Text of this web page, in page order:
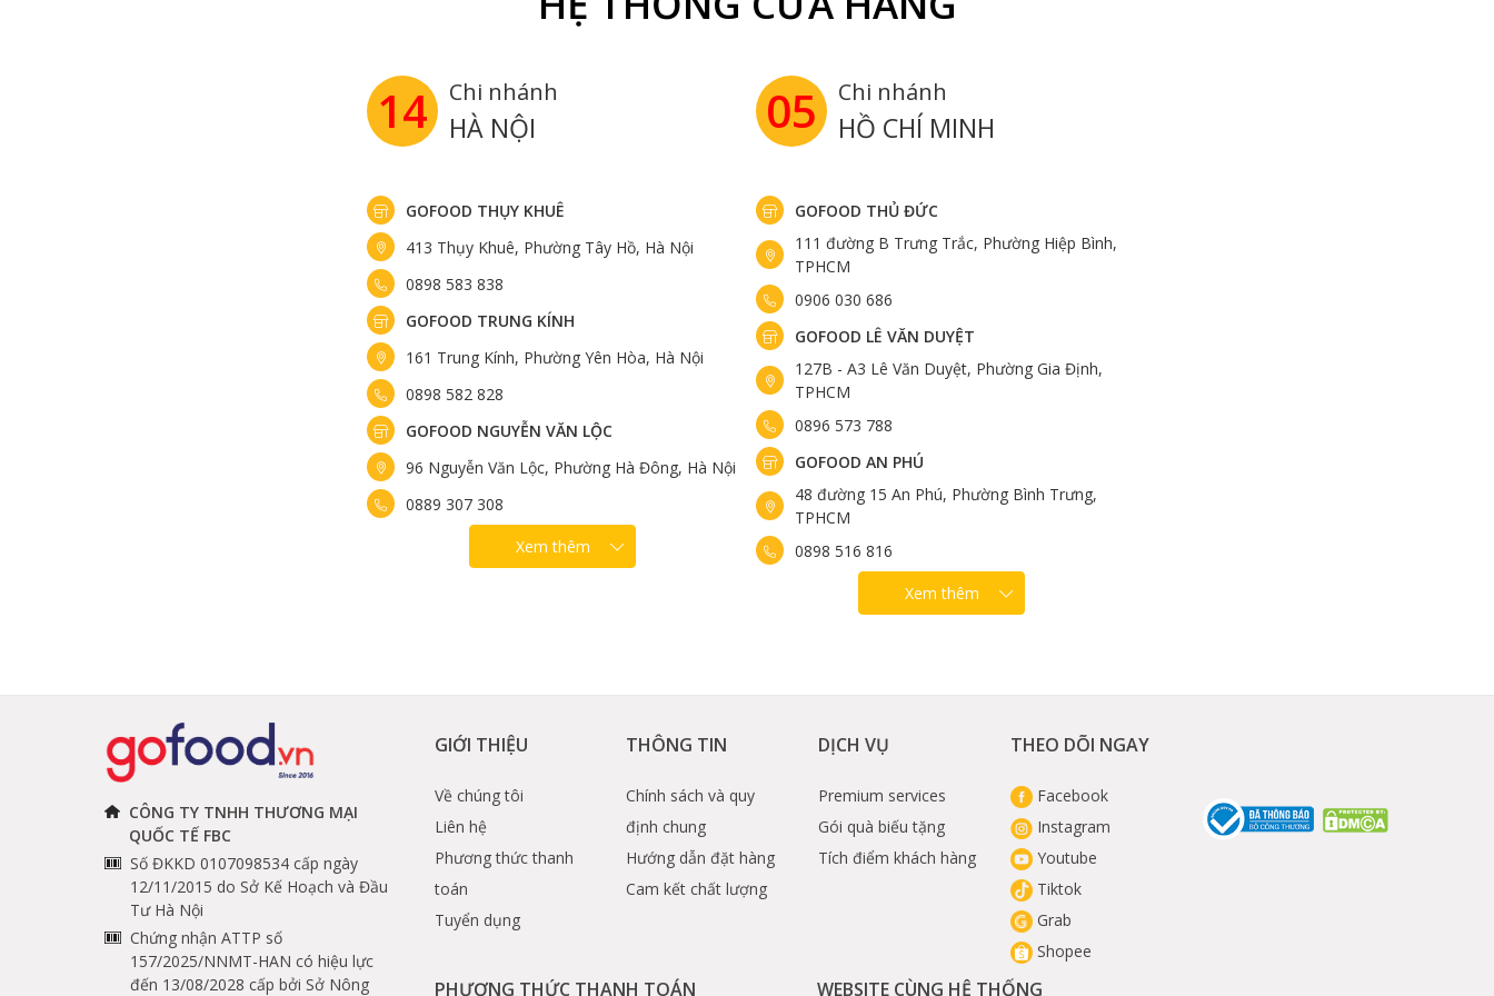
Chảo gang giữ nhiệt lâu và tỏa nhiệt đều giúp món bánh chín đều vàng ruộm
14 Chi nhánh
HÀ NỘI
GOFOOD THỤY KHUÊ
413 Thụy Khuê, Phường Tây Hồ, Hà Nội
0898 583 838
GOFOOD TRUNG KÍNH
161 Trung Kính, Phường Yên Hòa, Hà Nội
0898 582 828
GOFOOD NGUYỄN VĂN LỘC
96 Nguyễn Văn Lộc, Phường Hà Đông, Hà Nội
0889 307 308
Xem thêm
05 Chi nhánh
HỒ CHÍ MINH
GOFOOD THỦ ĐỨC
111 đường B Trưng Trắc, Phường Hiệp Bình,
TPHCM
0906 030 686
GOFOOD LÊ VĂN DUYỆT
127B - A3 Lê Văn Duyệt, Phường Gia Định,
TPHCM
0896 573 788
GOFOOD AN PHÚ
48 đường 15 An Phú, Phường Bình Trưng,
TPHCM
0898 516 816
Xem thêm
CÔNG TY TNHH THƯƠNG MẠI
QUỐC TẾ FBC
Số ĐKKD 0107098534 cấp ngày
12/11/2015 do Sở Kế Hoạch và Đầu
Tư Hà Nội
Chứng nhận ATTP số
157/2025/NNMT-HAN có hiệu lực
đến 13/08/2028 cấp bởi Sở Nông
GIỚI THIỆU
Về chúng tôi
Liên hệ
Phương thức thanh
toán
Tuyển dụng
THÔNG TIN
Chính sách và quy
định chung
Hướng dẫn đặt hàng
Cam kết chất lượng
DỊCH VỤ
Premium services
Gói quà biếu tặng
Tích điểm khách hàng
THEO DÕI NGAY
Facebook
Instagram
Youtube
Tiktok
Grab
Shopee
PHƯƠNG THỨC THANH TOÁN WEBSITE CÙNG HỆ THỐNG